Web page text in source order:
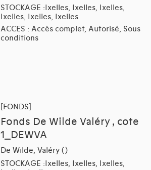
STOCKAGE :Ixelles, Ixelles, Ixelles,
Ixelles, Ixelles, Ixelles
ACCES : Accès complet, Autorisé, Sous
conditions
[FONDS]
Fonds De Wilde Valéry , cote
1_DEWVA
De Wilde, Valéry ()
STOCKAGE :Ixelles, Ixelles, Ixelles,